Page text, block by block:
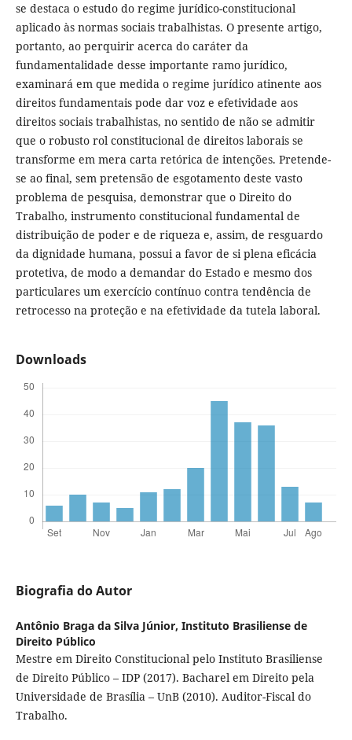
se destaca o estudo do regime jurídico-constitucional
aplicado às normas sociais trabalhistas. O presente artigo,
portanto, ao perquirir acerca do caráter da
fundamentalidade desse importante ramo jurídico,
examinará em que medida o regime jurídico atinente aos
direitos fundamentais pode dar voz e efetividade aos
direitos sociais trabalhistas, no sentido de não se admitir
que o robusto rol constitucional de direitos laborais se
transforme em mera carta retórica de intenções. Pretende-
se ao final, sem pretensão de esgotamento deste vasto
problema de pesquisa, demonstrar que o Direito do
Trabalho, instrumento constitucional fundamental de
distribuição de poder e de riqueza e, assim, de resguardo
da dignidade humana, possui a favor de si plena eficácia
protetiva, de modo a demandar do Estado e mesmo dos
particulares um exercício contínuo contra tendência de
retrocesso na proteção e na efetividade da tutela laboral.
Downloads
Biografia do Autor
Antônio Braga da Silva Júnior, Instituto Brasiliense de
Direito Público
Mestre em Direito Constitucional pelo Instituto Brasiliense
de Direito Público – IDP (2017). Bacharel em Direito pela
Universidade de Brasília – UnB (2010). Auditor-Fiscal do
Trabalho.